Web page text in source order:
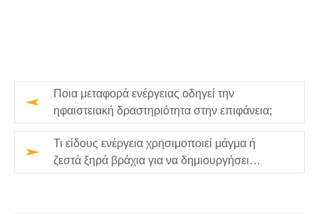
Ποια μεταφορά ενέργειας οδηγεί την
ηφαιστειακή δραστηριότητα στην επιφάνεια;
Τι είδους ενέργεια χρησιμοποιεί μάγμα ή
ζεστά ξηρά βράχια για να δημιουργήσει
ηλεκτρική ενέργεια;